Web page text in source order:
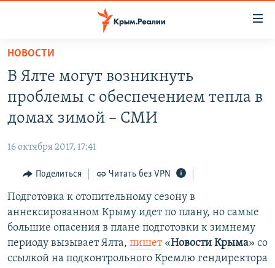
Вернуться
основному
содержанию
Вернутся
главной
навигации
Вернутся
поиску
СПЕЦПРОЕКТЫ
11 ЛЕТ ОККУПАЦИИ КРЫМА. 11 ИСТОРИЙ СОПРОТИВЛЕНИЯ
ВОДА
ЕЩЕ
ИНТЕРАКТИВ
ИНФОГРАФИКА
ТЕЛЕПРОЕКТ КРЫМ.РЕАЛИИ
СОВЕТЫ ПРАВОЗАЩИТНИКОВ
ПРОПАВШИЕ БЕЗ ВЕСТИ
РАДІО СВОБОДА
КАК ОБОЙТИ БЛОКИРОВКУ
Українською
Qırımtatar
НОВОСТИ
В Ялте могут возникнуть
проблемы с обеспечением тепла в
домах зимой – СМИ
16 октября 2017, 17:41
Поделиться Читать без VPN
Подготовка к отопительному сезону в
аннексированном Крыму идет по плану, но самые
большие опасения в плане подготовки к зимнему
периоду вызывает Ялта, пишет«​Новости Крыма»​ со
ссылкой на подконтрольного Кремлю гендиректора